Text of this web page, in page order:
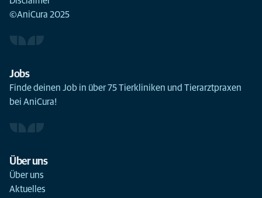
©AniCura 2025
Jobs
Finde deinen Job in über 75 Tierkliniken und Tierarztpraxen
bei AniCura!
Über uns
Über uns
Aktuelles